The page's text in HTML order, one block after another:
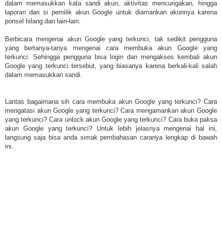
dalam memasukkan kata sandi akun, aktivitas mencurigakan, hingga
laporan dari si pemilik akun Google untuk diamankan akunnya karena
ponsel hilang dan lain-lain.
Berbicara mengenai akun Google yang terkunci, tak sedikit pengguna
yang bertanya-tanya mengenai cara membuka akun Google yang
terkunci. Sehingga pengguna bisa login dan mengakses kembali akun
Google yang terkunci tersebut, yang biasanya karena berkali-kali salah
dalam memasukkan sandi.
Lantas bagaimana sih cara membuka akun Google yang terkunci? Cara
mengatasi akun Google yang terkunci? Cara mengamankan akun Google
yang terkunci? Cara unlock akun Google yang terkunci? Cara buka paksa
akun Google yang terkunci? Untuk lebih jelasnya mengenai hal ini,
langsung saja bisa anda simak pembahasan caranya lengkap di bawah
ini.